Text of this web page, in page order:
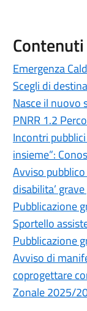
Emergenza
Scegli di
Nasce il nuovo
PNRR 1.2
Incontri
insieme”:
Avviso
disabilita’
Pubblicazione
Sportello
Pubblicazione
Avviso di
coprogettare
Zonale 2025/